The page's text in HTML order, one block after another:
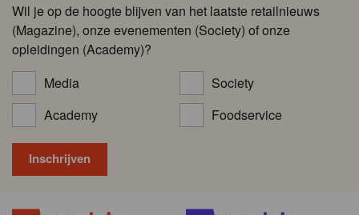
Wil je op de hoogte blijven van het laatste retailnieuws
(Magazine), onze evenementen (Society) of onze
opleidingen (Academy)?
Media
Society
Academy
Foodservice